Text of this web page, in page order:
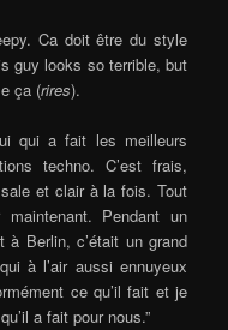
Ca doit être du style
guy looks so terrible, but
ça (rires).
qui a fait les meilleurs
techno. C’est frais,
et clair à la fois. Tout
Pendant un
à Berlin, c’était un grand
à l’air aussi ennuyeux
ce qu’il fait et je
a fait pour nous.”